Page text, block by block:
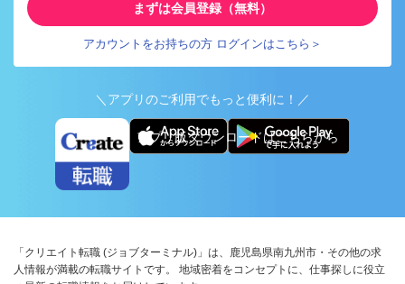
まずは会員登録（無料）
アカウントをお持ちの方 ログインはこちら＞
＼アプリのご利用でもっと便利に！／
アプリ版ダウンロードはこちらから
「クリエイト転職 (ジョブターミナル)」は、鹿児島県南九州市・その他の求
人情報が満載の転職サイトです。 地域密着をコンセプトに、仕事探しに役立